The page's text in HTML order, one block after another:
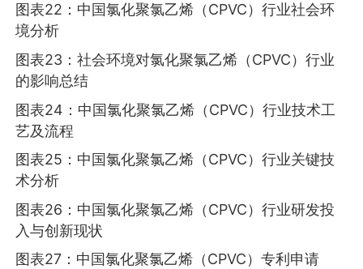
图表22：中国氯化聚氯乙烯（CPVC）行业社会环
境分析
图表23：社会环境对氯化聚氯乙烯（CPVC）行业
的影响总结
图表24：中国氯化聚氯乙烯（CPVC）行业技术工
艺及流程
图表25：中国氯化聚氯乙烯（CPVC）行业关键技
术分析
图表26：中国氯化聚氯乙烯（CPVC）行业研发投
入与创新现状
图表27：中国氯化聚氯乙烯（CPVC）专利申请